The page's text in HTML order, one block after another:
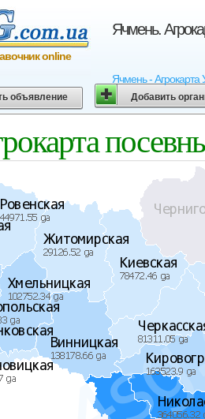
Ячмень.
Ячмень - Агрокарта
online
объявление Добавить